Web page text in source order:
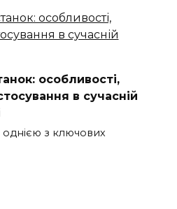
особливості,
в сучасній
з ключових